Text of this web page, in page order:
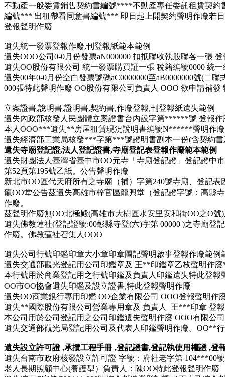
不動產一般委賃銷售契約書編號****不動產專任委託租賃契
編號*** 出租帶看同意書編號*** 即日起上開契約聲明作廢若
登報聲明作廢
遺失統一發票登報作廢,刊登報紙範本範例
遺失OOO公司0-0月份發票aN000000 扣抵聯收執股聯各一張
遺失OO股份有限公司 統一發票購買証一張 稅籍編號0000 統
遺失00年0-0月份空白發票號碼aC0000000至aB0000000號(二
000張特此聲明作廢 OO股份有限公司負責人 OOO 欲申請補
立案證書,說明書,證明書,契約書,作廢登報,刊登報紙遺失範例
遺失內政部核發人民團體立案證書台內設字第******號 登報
本人OOO***遺失**房屋租賃現況說明書編號N******聲明作廢
遺失經濟部工業局核發***字第***號證明書副本一份(含契約
遺失寺廟登記證,法人登記證書,寺廟登記表登報作廢範本範例
遺失財團法人臺灣省臺中市OO元寺「寺廟登記證」登記證中
第52頁第195號乙紙。公告聲明作廢
新北市OO區代天府所有之寺廟（補）字第240號寺廟、登記
龍OO堂公告茲遺失高雄市梓官區龍興堂（登記證字號：高縣
作廢。
茲聲明作廢無OO北極殿(高雄市大樹區水安里安和街OO之O
遺失佛教蓮社(登記證號:00彰縣寺登(六)字第 00000 )之寺廟登
作廢。佛教蓮社召集人 OOO
遺失公司行號印鑑印章大小章印章圖記聲明啟事登報作廢範例
遺失交通部觀光登記用公司印鑑章及 王**印鑑章乙枚聲明作
本行號用於商業登記用之行號印鑑及負責人印鑑遺失特此登
OO市OO協會遺失印鑑及設立證書,特此登報聲明作廢
遺失OO商業銀行專用印鑑 OO企業有限公司 OOO登報聲明作
遺失**國際股份有限公司營業專用章及 負責人 王***印章 登
本公司用於公司登記用之公司印鑑遺失聲明作廢 OOO有限公
遺失交通部觀光局登記用公司及代表人印鑑聲明作廢。OO**
遺失設立許可證 ,承攬工程手冊 ,登記證書,登記執使用權證 ,登
遺失台南市政府核發設立許可證 字號：府社老字第 104***00
老人長期照顧中心(養護型）負責人：陳OO特此登報聲明作廢